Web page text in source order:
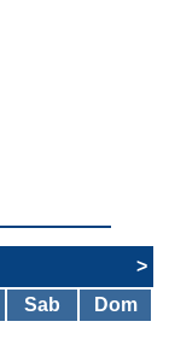
>
Sab Dom